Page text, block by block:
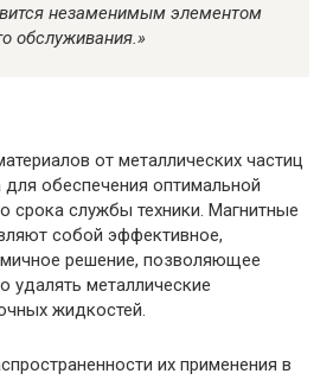
незаменимым элементом
обслуживания.»
от металлических частиц
обеспечения оптимальной
срока службы техники. Магнитные
собой эффективное,
решение, позволяющее
удалять металлические
жидкостей.
их применения в